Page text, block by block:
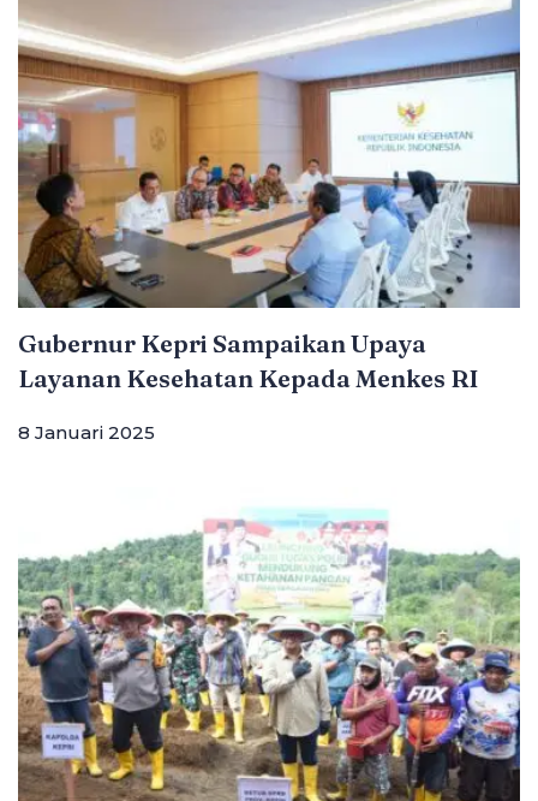
Gubernur Kepri Sampaikan Upaya
Layanan Kesehatan Kepada Menkes RI
8 Januari 2025